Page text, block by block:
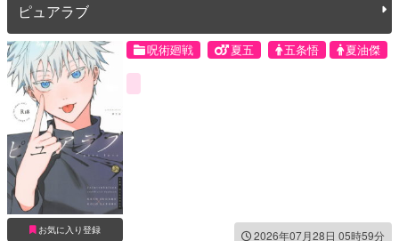
ピュアラブ
お気に入り登録
呪術廻戦 夏五 五条悟 夏油傑
2026年07月28日 05時59分